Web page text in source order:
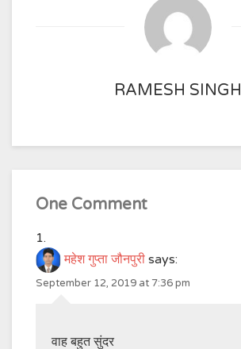
RAMESH SINGH
One Comment
महेश गुप्ता जौनपुरी says:
September 12, 2019 at 7:36 pm
वाह बहुत सुंदर